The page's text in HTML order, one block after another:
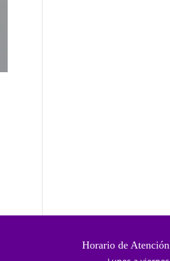
Horario de Atención